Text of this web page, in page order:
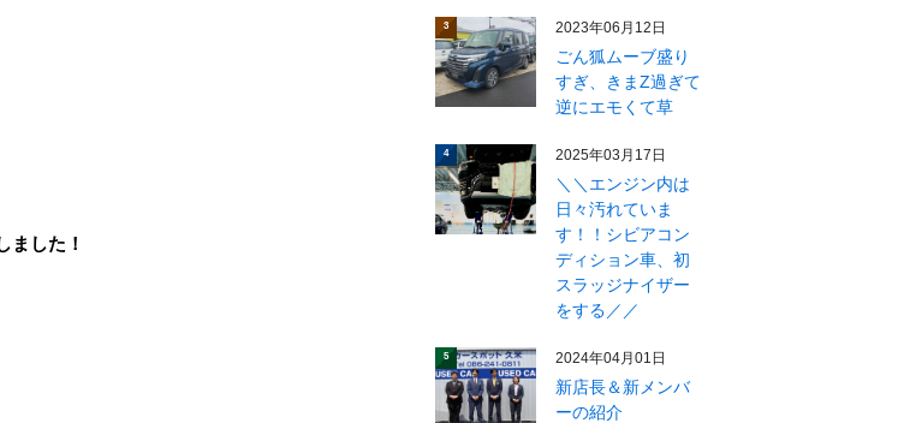
ました！
3 2023年06月12日
ごん狐ムーブ盛り
すぎ、きまZ過ぎて
逆にエモくて草
4 2025年03月17日
＼＼エンジン内は
日々汚れていま
す！！シビアコン
ディション車、初
スラッジナイザー
をする／／
5 2024年04月01日
新店長＆新メンバ
ーの紹介